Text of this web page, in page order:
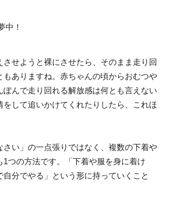
せようと裸にさせたら、そのまま走り回
ありますね。赤ちゃんの頃からおむつや
んで走り回れる解放感は何とも言えない
して追いかけてくれたりしたら、これほ
い」の一点張りではなく、複数の下着や
つの方法です。「下着や服を身に着け
分でやる」という形に持っていくこと